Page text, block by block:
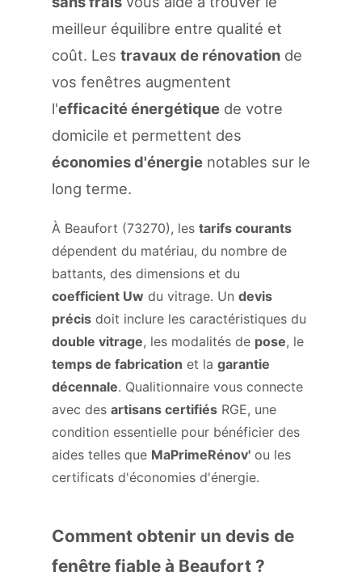
meilleur équilibre entre qualité et
coût. Les travaux de rénovation de
vos fenêtres augmentent
l'efficacité énergétique de votre
domicile et permettent des
économies d'énergie notables sur le
long terme.
À Beaufort (73270), les tarifs courants
dépendent du matériau, du nombre de
battants, des dimensions et du
coefficient Uw du vitrage. Un devis
précis doit inclure les caractéristiques du
double vitrage, les modalités de pose, le
temps de fabrication et la garantie
décennale. Qualitionnaire vous connecte
avec des artisans certifiés RGE, une
condition essentielle pour bénéficier des
aides telles que MaPrimeRénov' ou les
certificats d'économies d'énergie.
Comment obtenir un devis de
fenêtre fiable à Beaufort ?